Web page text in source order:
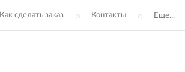
Как сделать заказ Контакты Еще...